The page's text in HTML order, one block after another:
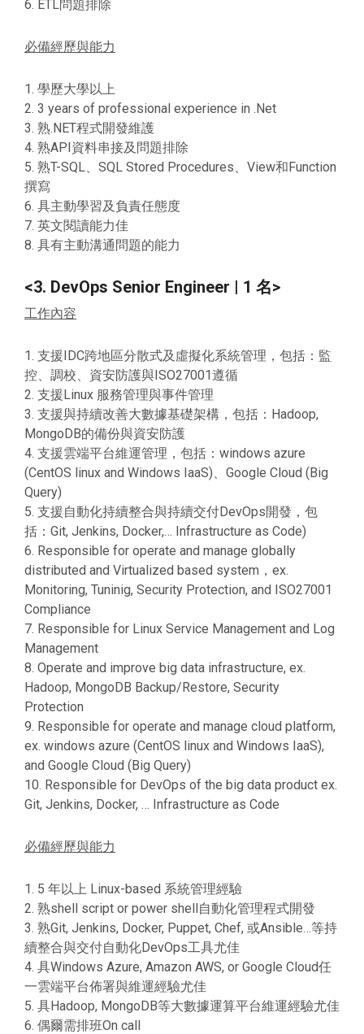
6. ETL問題排除
必備經歷與能力
1. 學歷大學以上
2. 3 years of professional experience in .Net
3. 熟.NET程式開發維護
4. 熟API資料串接及問題排除
5. 熟T-SQL、SQL Stored Procedures、View和Function
撰寫
6. 具主動學習及負責任態度
7. 英文閱讀能力佳
8. 具有主動溝通問題的能力
<3. DevOps Senior Engineer | 1 名>
工作內容
1. 支援IDC跨地區分散式及虛擬化系統管理，包括：監
控、調校、資安防護與ISO27001遵循
2. 支援Linux 服務管理與事件管理
3. 支援與持續改善大數據基礎架構，包括：Hadoop,
MongoDB的備份與資安防護
4. 支援雲端平台維運管理，包括：windows azure
(CentOS linux and Windows IaaS)、Google Cloud (Big
Query)
5. 支援自動化持續整合與持續交付DevOps開發，包
括：Git, Jenkins, Docker,… Infrastructure as Code)
6. Responsible for operate and manage globally
distributed and Virtualized based system，ex.
Monitoring, Tuninig, Security Protection, and ISO27001
Compliance
7. Responsible for Linux Service Management and Log
Management
8. Operate and improve big data infrastructure, ex.
Hadoop, MongoDB Backup/Restore, Security
Protection
9. Responsible for operate and manage cloud platform,
ex. windows azure (CentOS linux and Windows IaaS),
and Google Cloud (Big Query)
10. Responsible for DevOps of the big data product ex.
Git, Jenkins, Docker, … Infrastructure as Code
必備經歷與能力
1. 5 年以上 Linux-based 系統管理經驗
2. 熟shell script or power shell自動化管理程式開發
3. 熟Git, Jenkins, Docker, Puppet, Chef, 或Ansible…等持
續整合與交付自動化DevOps工具尤佳
4. 具Windows Azure, Amazon AWS, or Google Cloud任
一雲端平台佈署與維運經驗尤佳
5. 具Hadoop, MongoDB等大數據運算平台維運經驗尤佳
6. 偶爾需排班On call